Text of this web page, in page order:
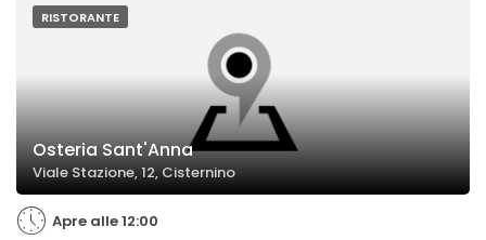
RISTORANTE
Osteria Sant'Anna
Viale Stazione, 12, Cisternino
Apre alle 12:00